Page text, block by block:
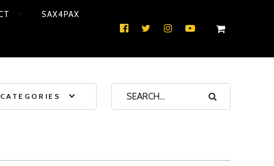
SAX4PAX
FACEBOOK
TWITTERINSTAGRAM
YOUTUBE
CATEGORIES